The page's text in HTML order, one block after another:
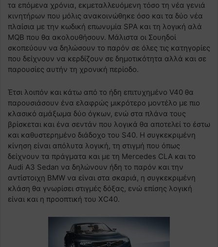
τα επόμενα χρόνια, εκμεταλλευόμενη τόσο τη νέα γενιά
κινητήρων που μόλις ανακοινώθηκε όσο και τα δύο νέα
πλαίσια με την κωδική επωνυμία SPA και τη λογική αλά
MQB που θα ακολουθήσουν. Μάλιστα οι Σουηδοί
σκοπεύουν να δηλώσουν το παρόν σε όλες τις κατηγορίες
που δείχνουν να κερδίζουν σε δημοτικότητα αλλά και σε
παρουσίες αυτήν τη χρονική περίοδο.
Έτσι λοιπόν και κάτω από το ήδη επιτυχημένο V40 θα
παρουσιάσουν ένα ελαφρώς μικρότερο μοντέλο με πιο
κλασικό αμάξωμα δύο όγκων, ενώ στα πλάνα τους
βρίσκεται και ένα σεντάν που λογικά θα αποτελεί το έστω
και καθυστερημένο διάδοχο του S40. Η συγκεκριμένη
κίνηση είναι απόλυτα λογική, τη στιγμή που όπως
δείχνουν τα πράγματα και με τη Mercedes CLA και το
Audi A3 Sedan να δηλώνουν ήδη το παρόν και την
αντίστοιχη BMW να είναι στα σκαριά, η συγκεκριμένη
κλάση θα γνωρίσει στιγμές δόξας, ενώ επίσης λογική
είναι και η προοπτική του XC40.